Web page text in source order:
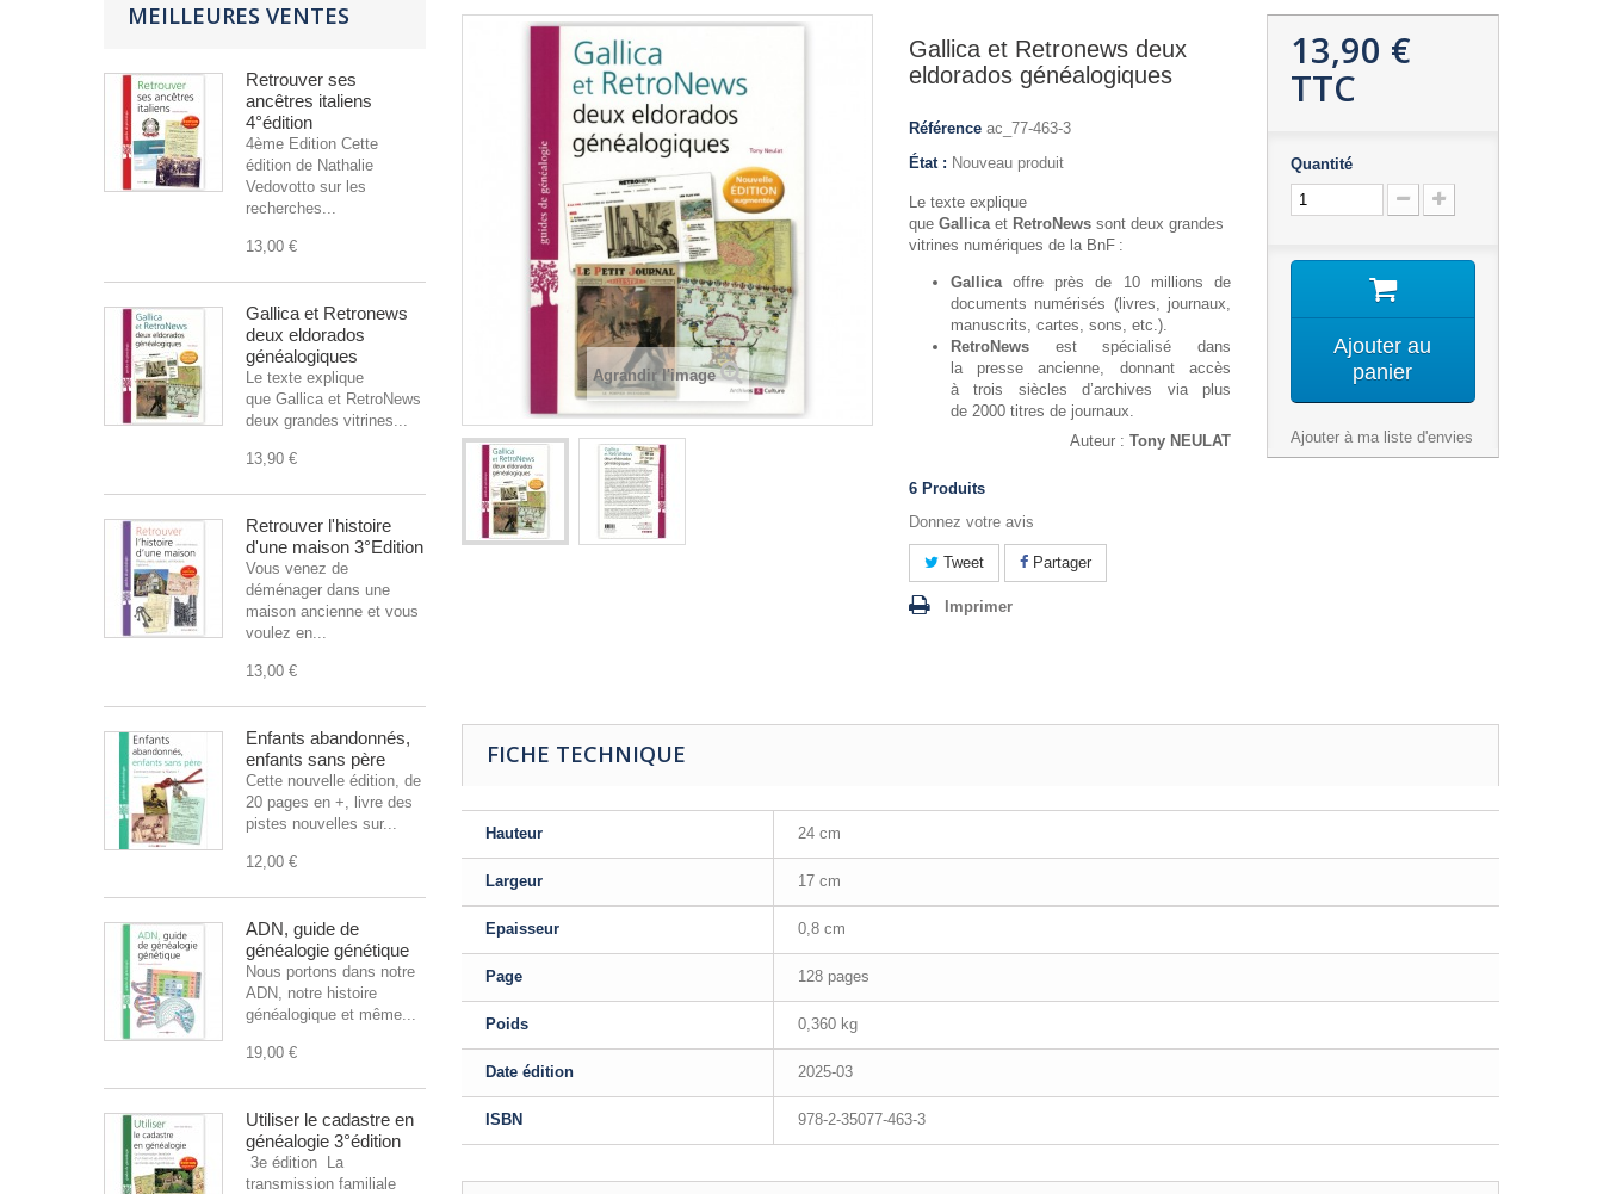
MEILLEURES VENTES
Retrouver ses
ancêtres italiens
4°édition
4ème Edition Cette
édition de Nathalie
Vedovotto sur les
recherches...
13,00 €
Gallica et Retronews
deux eldorados
généalogiques
Le texte explique
que Gallica et RetroNews sont
deux grandes vitrines...
13,90 €
Retrouver l'histoire
d'une maison 3°Edition
Vous venez de
déménager dans une
maison ancienne et vous
voulez en...
13,00 €
Enfants abandonnés,
enfants sans père
Cette nouvelle édition, de
20 pages en +, livre des
pistes nouvelles sur...
12,00 €
ADN, guide de
généalogie génétique
Nous portons dans notre
ADN, notre histoire
généalogique et même...
19,00 €
Utiliser le cadastre en
généalogie 3°édition
3e édition La
transmission familiale
Agrandir l'image
Gallica et Retronews deux
eldorados généalogiques
Référence ac_77-463-3
État : Nouveau produit
Le texte explique
que Gallicaet RetroNews sont deux grandes
vitrines numériques de la BnF :
Gallicaoffre près de 10 millions de
documents numérisés (livres, journaux,
manuscrits, cartes, sons, etc.).
RetroNews est spécialisé dans
la presse ancienne, donnant accès
à trois siècles d’archives via plus
de 2000 titres de journaux.
Auteur : Tony NEULAT
6 Produits
Donnez votre avis
Tweet Partager
Imprimer
13,90 €
TTC
Quantité
Ajouter au
panier
Ajouter à ma liste d'envies
FICHE TECHNIQUE
Hauteur 24 cm
Largeur 17 cm
Epaisseur 0,8 cm
Page 128 pages
Poids 0,360 kg
Date édition 2025-03
ISBN 978-2-35077-463-3